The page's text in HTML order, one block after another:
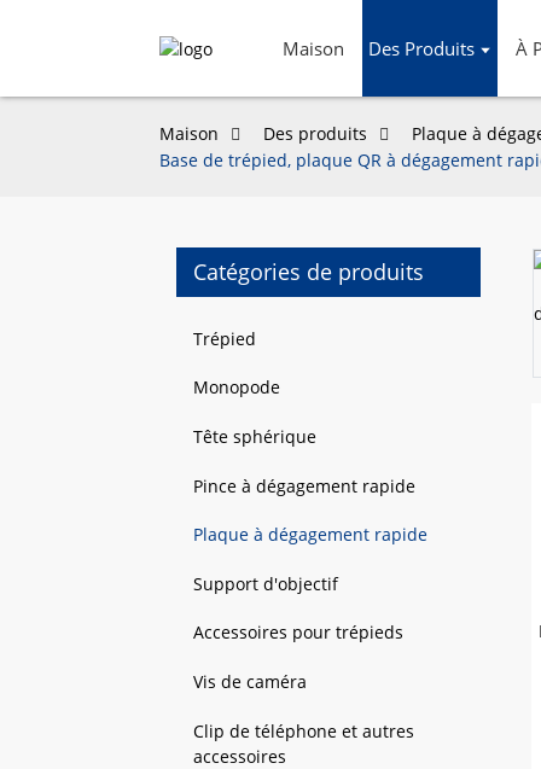
Maison Des Produits À
Maison Des produits Plaque à
Base de trépied, plaque QR à dégagement
Catégories de produits
Trépied
Monopode
Tête sphérique
Pince à dégagement rapide
Plaque à dégagement rapide
Support d'objectif
Accessoires pour trépieds
Vis de caméra
Clip de téléphone et autres
accessoires